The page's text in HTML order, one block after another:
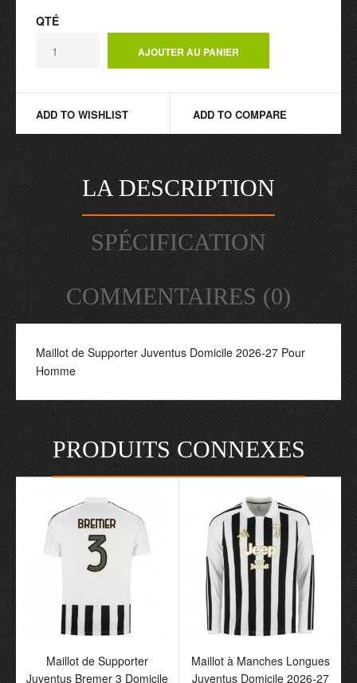
QTÉ
ADD TO WISHLIST ADD TO COMPARE
LA DESCRIPTION
SPÉCIFICATION
COMMENTAIRES (0)
Maillot de Supporter Juventus Domicile 2026-27 Pour
Homme
PRODUITS CONNEXES
Maillot de Supporter
Juventus Bremer 3 Domicile
Maillot à Manches Longues
Juventus Domicile 2026-27